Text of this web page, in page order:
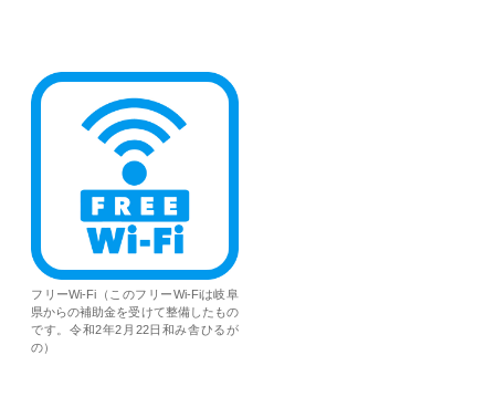
フリーWi-Fi（このフリーWi-Fiは岐阜
県からの補助金を受けて整備したもの
です。令和2年2月22日和み舎ひるが
の）